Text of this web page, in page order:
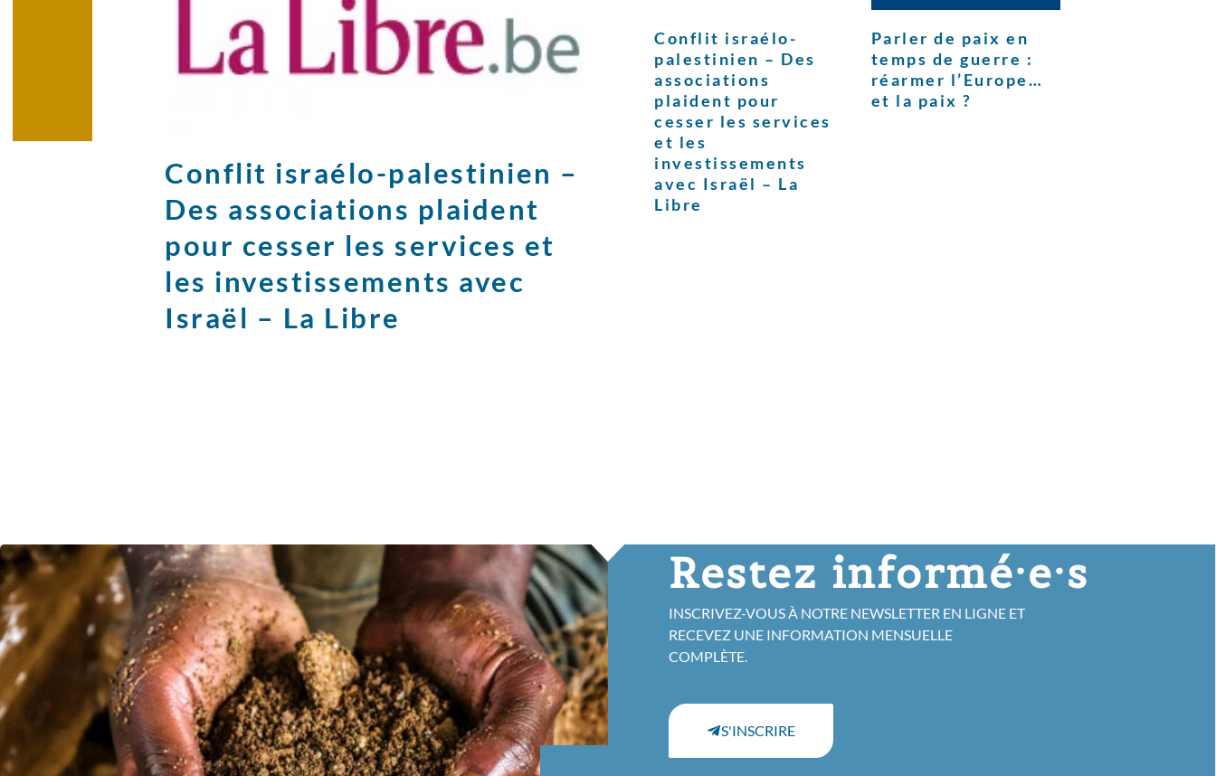
Conflit israélo-palestinien –
Des associations plaident
pour cesser les services et
les investissements avec
Israël – La Libre
Conflit israélo-
palestinien – Des
associations
plaident pour
cesser les services
et les
investissements
avec Israël – La
Libre
Parler de paix en
temps de guerre :
réarmer l’Europe…
et la paix ?
Restez informé·e·s
INSCRIVEZ-VOUS À NOTRE NEWSLETTER EN LIGNE ET
RECEVEZ UNE INFORMATION MENSUELLE
COMPLÈTE.
S'INSCRIRE